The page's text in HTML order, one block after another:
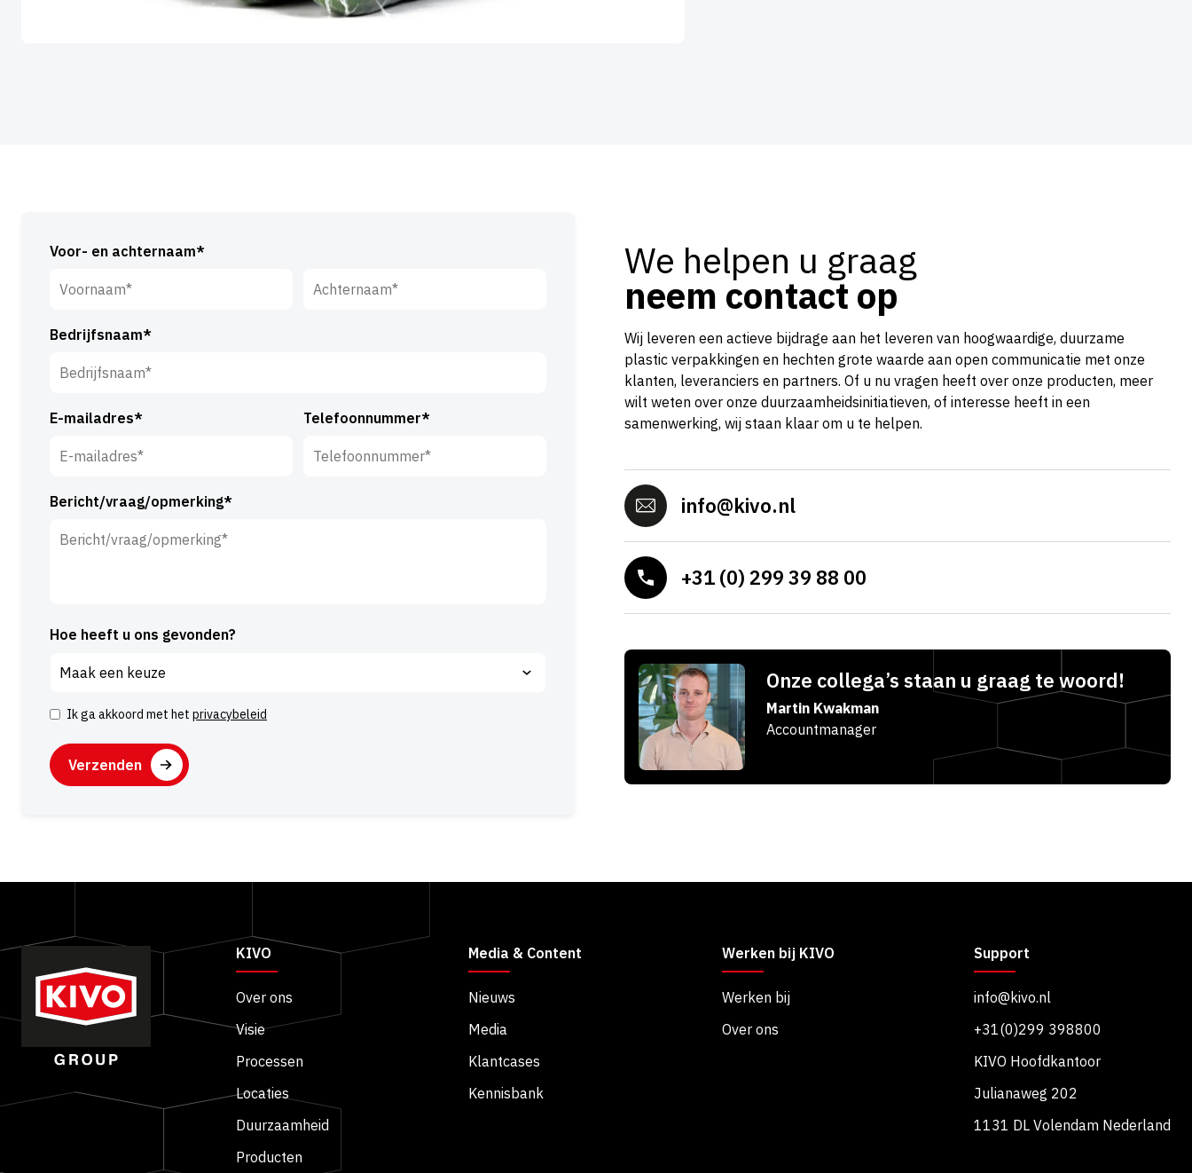
Voor- en achternaam*
Bedrijfsnaam*
E-mailadres* Telefoonnummer*
Bericht/vraag/opmerking*
Hoe heeft u ons gevonden?
Instemming
Ik ga akkoord met het privacybeleid
CAPTCHA
We helpen u graag
neem contact op
Wij leveren een actieve bijdrage aan het leveren van hoogwaardige, duurzame
plastic verpakkingen en hechten grote waarde aan open communicatie met onze
klanten, leveranciers en partners. Of u nu vragen heeft over onze producten, meer
wilt weten over onze duurzaamheidsinitiatieven, of interesse heeft in een
samenwerking, wij staan klaar om u te helpen.
info@kivo.nl
+31 (0) 299 39 88 00
Onze collega’s staan u graag te woord!
Martin Kwakman
Accountmanager
KIVO
Over ons
Visie
Processen
Locaties
Duurzaamheid
Producten
Media & Content
Nieuws
Media
Klantcases
Kennisbank
Werken bij KIVO
Werken bij
Over ons
Support
info@kivo.nl
+31(0)299 398800
KIVO Hoofdkantoor
Julianaweg 202
1131 DL Volendam Nederland